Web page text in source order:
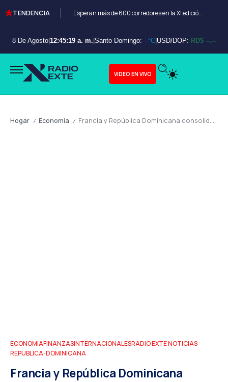
TENDENCIA Esperan más de 600 corredores en la XI edición del Bayahibe 10K
8 De Agosto 12:45:20 a. m. Santo Domingo: --°C USD/DOP: RD$ --.--
VIDEO EN VIVO
Hogar / Economia / Francia y República Dominicana consolidan alianza estratégica en infraestructura, seguridad y medio ambiente
ECONOMIAFINANZASINTERNACIONALESRADIO EXTE NOTICIAS
REPUBLICA-DOMINICANA
Francia y República Dominicana